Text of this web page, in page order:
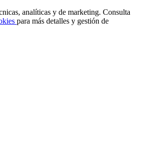
analíticas y de marketing. Consulta
para más detalles y gestión de